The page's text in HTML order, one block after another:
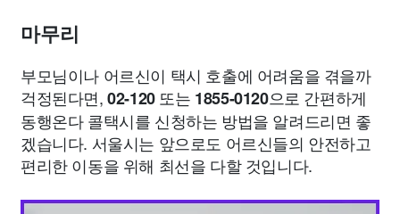
마무리
부모님이나 어르신이 택시 호출에 어려움을 겪을까
걱정된다면,02-120또는 1855-0120으로 간편하게
동행온다 콜택시를 신청하는 방법을 알려드리면 좋
겠습니다. 서울시는 앞으로도 어르신들의 안전하고
편리한 이동을 위해 최선을 다할 것입니다.